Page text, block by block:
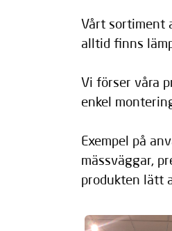
Vårt sortiment
alltid finns
Vi förser våra
enkel
Exempel på
mässväggar,
produkten lätt